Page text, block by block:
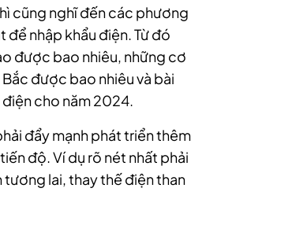
cũng nghĩ đến các phương
để nhập khẩu điện. Từ đó
được bao nhiêu, những cơ
được bao nhiêu và bài
cho năm 2024.
đẩy mạnh phát triển thêm
độ. Ví dụ rõ nét nhất phải
tương lai, thay thế điện than